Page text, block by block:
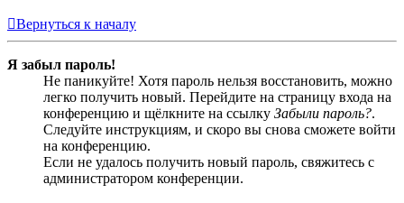
Вернуться к началу
Я забыл пароль!
Не паникуйте! Хотя пароль нельзя восстановить, можно
легко получить новый. Перейдите на страницу входа на
конференцию и щёлкните на ссылку Забыли пароль?.
Следуйте инструкциям, и скоро вы снова сможете войти
на конференцию.
Если не удалось получить новый пароль, свяжитесь с
администратором конференции.